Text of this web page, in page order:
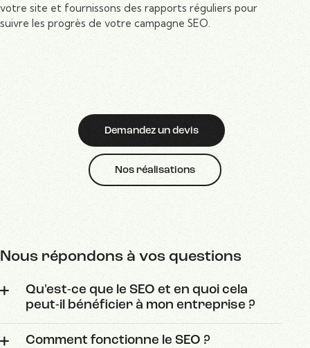
votre site et fournissons des rapports réguliers pour
suivre les progrès de votre campagne SEO.
Demandez un devis
Nos réalisations
Nous répondons à vos questions
Qu'est-ce que le SEO et en quoi cela
peut-il bénéficier à mon entreprise ?
Comment fonctionne le SEO ?